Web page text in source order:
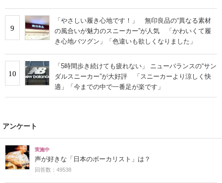
9
「やさしい履き心地です！」 無印良品の“異なる素材
の風合いが魅力のスニーカー”が人気 「かわいくて履
き心地バツグン」「色違いも欲しくなりました」
10
「5時間歩き続けても疲れない」 ニューバランスの“サン
ダルスニーカー”が大好評 「スニーカーより涼しく快
適」「今までの中で一番足が楽です」
アンケート
実施中
声が好きな「日本のボーカリスト」は？
回答数：49538